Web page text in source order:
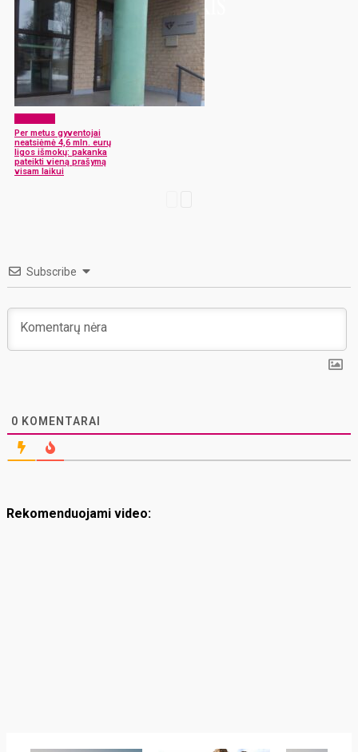
Per metus gyventojai
neatsiėmė 4,6 mln. eurų
ligos išmokų: pakanka
pateikti vieną prašymą
visam laikui
Subscribe
0 KOMENTARAI
Rekomenduojami video: